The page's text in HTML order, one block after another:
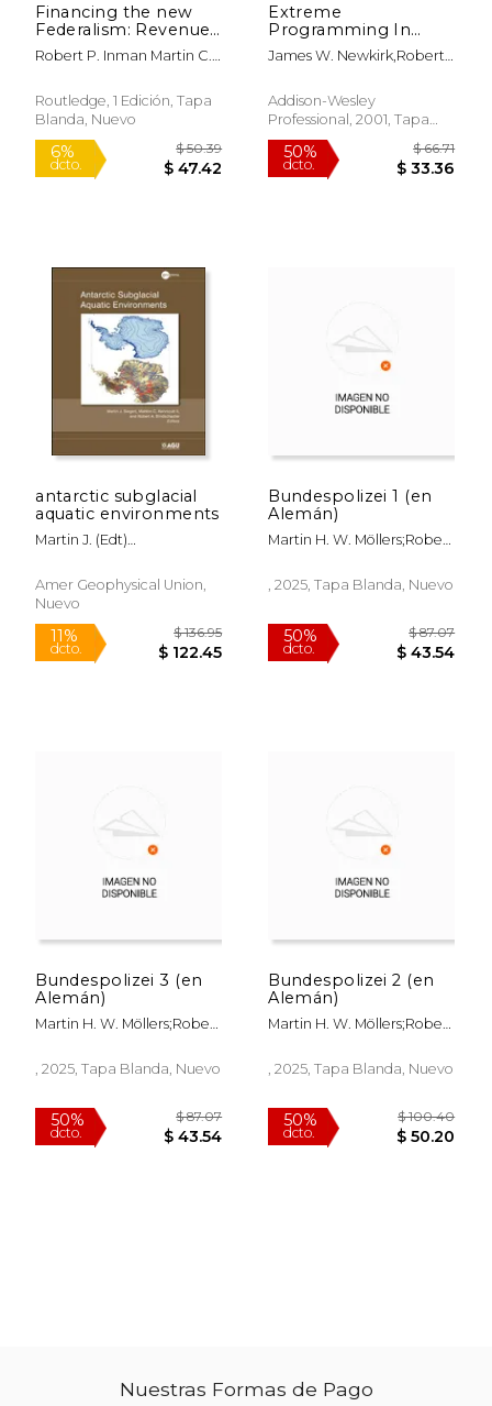
15% $ 199.99 50%
$
Financing the new
Federalism: Revenue
Sharing, Conditional
Grants and Taxation
(en Inglés)
Robert P. Inman Martin C.
Jeffrey L. Pressman Robert
D. Reischauer
Routledge, 1 Edición, Tapa
Blanda, Nuevo
dcto. $ 47.42
Extreme
Programming In
Practice (en Inglés)
James W. Newkirk,robert
Addison-Wesley
Professional, 2001, Tapa
Blanda,Usado
dcto. $
antarctic subglacial
aquatic environments
Martin J. (edt)
Kennicutt,robert A. (edt)
Bindschadler
Amer Geophysical Union,
Nuevo
Bundespolizei 1 (en
Alemán)
Martin H. W. Möllers;Robert
, 2025, Tapa Blanda, Nuevo
Bundespolizei 3 (en
Alemán)
Martin H. W. Möllers;Robert
, 2025, Tapa Blanda, Nuevo
Bundespolizei 2 (en
Alemán)
Martin H. W. Möllers;Robert
, 2025, Tapa Blanda, Nuevo
Nuestras Formas de Pago